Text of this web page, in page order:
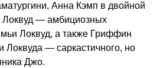
Анна Кэмп в двойной
Локвуд — амбициозных
Локвуд, а также Гриффин
Локвуда — саркастичного, но
Джо.